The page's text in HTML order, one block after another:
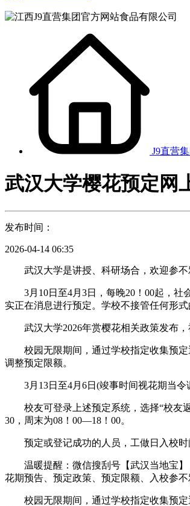
J9直营
武汉大学樱花预定网
发布时间：
2026-04-14 06:35
武汉大学是讲授、科研场合，欢迎参不
3月10日至4月3日，每晚20！00起，社
实正在消息进行预定。学校不接管任何形式
武汉大学2026年赏樱花相关政策发布，
校园无限期间，通过学校指定收集预定
调整预定限额。
3月13日至4月6日(竣事时间视花期当令
校友可登录上述预定系统，选择“校友返
30，周末为08！00—18！00。
预定或登记成功的人员，工做日入校时
温暖提醒：微信搜刮号【武汉当地宝】
花期预告、预定政策、预定限额、入校参不
校园无限期间，通过学校指定收集预定